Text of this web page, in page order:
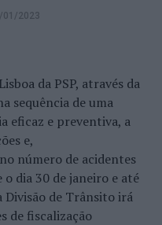
01/2023
da PSP, através da
sequência de uma
eficaz e preventiva, a
e,
número de acidentes
dia 30 de janeiro e até
Divisão de Trânsito irá
de fiscalização